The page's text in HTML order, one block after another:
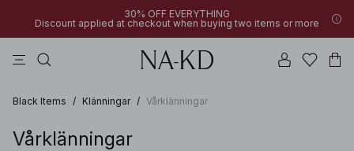
30% OFF EVERYTHING
Discount applied at checkout when buying two items or more
Black Items / Klänningar / Vårklänningar
Vårklänningar